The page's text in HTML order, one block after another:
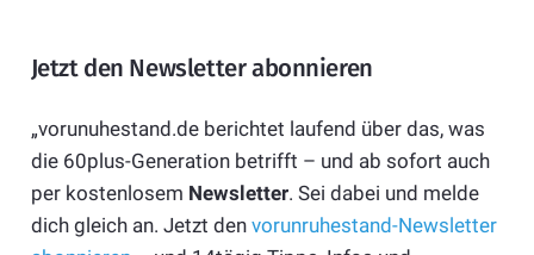
Jetzt den Newsletter abonnieren
„vorunuhestand.de berichtet laufend über das, was
die 60plus-Generation betrifft – und ab sofort auch
per kostenlosem Newsletter. Sei dabei und melde
dich gleich an. Jetzt den vorunruhestand-Newsletter